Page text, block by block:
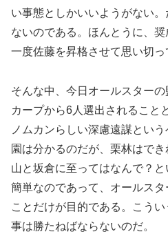
い事態としかいいようがない
ないのである。ほんとうに、
一度佐藤を昇格させて思い切っ
そんな中、今日オールスターの
カープから6人選出されること
ノムカンらしい深慮遠謀とい
園は分かるのだが、栗林はで
山と坂倉に至ってはなんで？
簡単なのであって、オールス
ことだけが目的である。こう
事は勝たねばならないのだ。